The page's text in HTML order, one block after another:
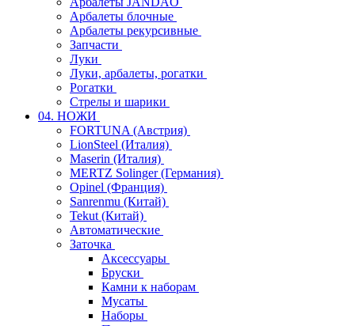
Арбалеты блочные
Арбалеты рекурсивные
Запчасти
Луки
Луки, арбалеты, рогатки
Рогатки
Стрелы и шарики
04. НОЖИ
FORTUNA (Австрия)
LionSteel (Италия)
Maserin (Италия)
MERTZ Solinger (Германия)
Opinel (Франция)
Sanrenmu (Китай)
Tekut (Китай)
Автоматические
Заточка
Аксессуары
Бруски
Камни к наборам
Мусаты
Наборы